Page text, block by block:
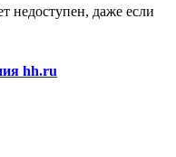
недоступен, даже если
hh.ru